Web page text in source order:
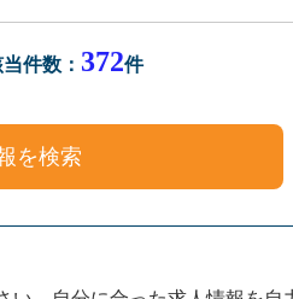
件数： 494件